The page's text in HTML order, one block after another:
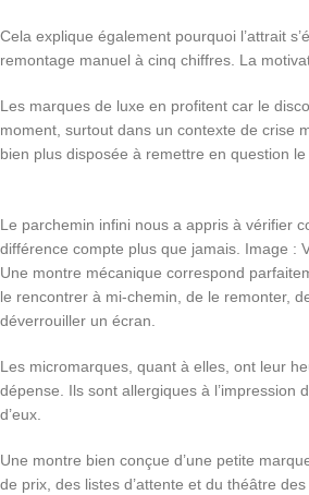
Cela explique également pourquoi l’attrait
remontage manuel à cinq chiffres. La
Les marques de luxe en profitent car le
moment, surtout dans un contexte de crise
bien plus disposée à remettre en question
Le parchemin infini nous a appris à vérifier
différence compte plus que jamais. Image :
Une montre mécanique correspond
le rencontrer à mi-chemin, de le remonter,
déverrouiller un écran.
Les micromarques, quant à elles, ont leur
dépense. Ils sont allergiques à l’impression
d’eux.
Une montre bien conçue d’une petite
de prix, des listes d’attente et du théâtre